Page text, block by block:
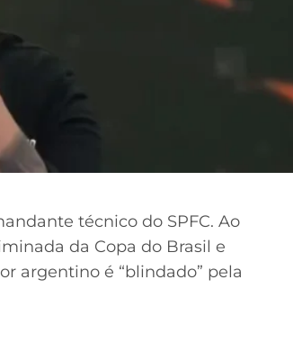
técnico do SPFC. Ao
da Copa do Brasil e
argentino é “blindado” pela